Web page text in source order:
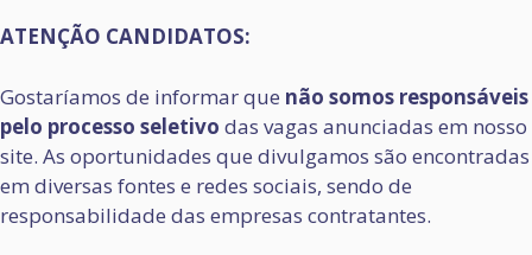
ATENÇÃO CANDIDATOS:
Gostaríamos de informar que não somos responsáveis
pelo processo seletivo das vagas anunciadas em nosso
site. As oportunidades que divulgamos são encontradas
em diversas fontes e redes sociais, sendo de
responsabilidade das empresas contratantes.